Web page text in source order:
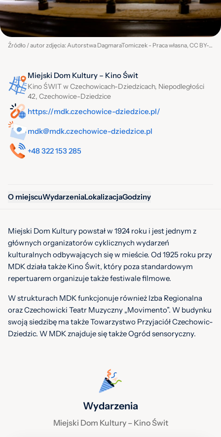
Źródło / autor zdjęcia: Autorstwa DagmaraTomiczek - Praca własna, CC BY-SA 4.0, https://commons.wikimedia.org/w/index.php?curid=35257627
Miejski Dom Kultury – Kino Świt
Kino ŚWIT w Czechowicach-Dziedzicach, Niepodległości
42, Czechowice-Dziedzice
https://mdk.czechowice-dziedzice.pl/
mdk@mdk.czechowice-dziedzice.pl
+48 322 153 285
O miejscuWydarzeniaLokalizacjaGodziny
Miejski Dom Kultury powstał w 1924 roku i jest jednym z
głównych organizatorów cyklicznych wydarzeń
kulturalnych odbywających się w mieście. Od 1925 roku przy
MDK działa także Kino Świt, który poza standardowym
repertuarem organizuje także festiwale filmowe.
W strukturach MDK funkcjonuje również Izba Regionalna
oraz Czechowicki Teatr Muzyczny „Movimento”. W budynku
swoją siedzibę ma także Towarzystwo Przyjaciół Czechowic-
Dziedzic. W MDK znajduje się także Ogród sensoryczny.
Wydarzenia
Miejski Dom Kultury – Kino Świt